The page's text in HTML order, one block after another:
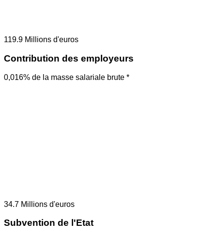
119.9 Millions d'euros
Contribution des employeurs
0,016% de la masse salariale brute *
34.7 Millions d'euros
Subvention de l'Etat